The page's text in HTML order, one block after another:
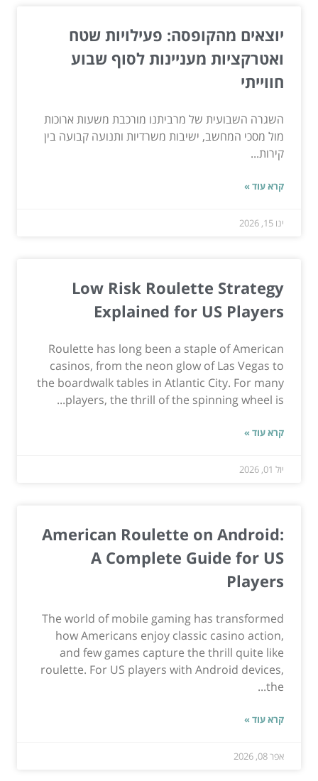
יוצאים מהקופסה: פעילויות שטח
ואטרקציות מעניינות לסוף שבוע
חווייתי
השגרה השבועית של מרביתנו מורכבת משעות ארוכות
מול מסכי המחשב, ישיבות משרדיות ותנועה קבועה בין
קירות...
קרא עוד »
ינו 15, 2026
Low Risk Roulette Strategy
Explained for US Players
Roulette has long been a staple of American
casinos, from the neon glow of Las Vegas to
the boardwalk tables in Atlantic City. For many
players, the thrill of the spinning wheel is...
קרא עוד »
יול 01, 2026
American Roulette on Android:
A Complete Guide for US
Players
The world of mobile gaming has transformed
how Americans enjoy classic casino action,
and few games capture the thrill quite like
roulette. For US players with Android devices,
the...
קרא עוד »
אפר 08, 2026